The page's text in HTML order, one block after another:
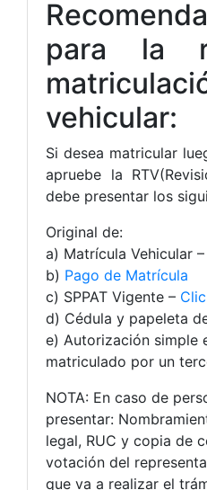
para la
vehicular:
Si desea matricular
apruebe la
debe presentar los
Original de:
a) Matrícula Vehicular –
b) Pago de Matrícula
c) SPPAT Vigente –
d) Cédula y papeleta
e) Autorización simple
matriculado por un
NOTA: En caso de
presentar:
legal, RUC y copia de
votación del
que va a realizar el